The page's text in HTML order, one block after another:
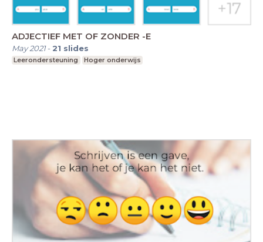
ADJECTIEF MET OF ZONDER -E
May 2021- 21 slides
Leerondersteuning Hoger onderwijs